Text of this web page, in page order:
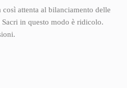
attenta al bilanciamento delle
in questo modo è ridicolo.